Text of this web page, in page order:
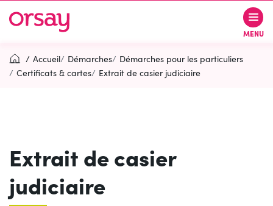
navigation
au
au
page
Ville d’Orsay MENU
Contactez-nous Accessibilité
Accueil Démarches
Démarches pour les particuliers
Certificats & cartes
Extrait de casier judiciaire
Extrait de casier
judiciaire